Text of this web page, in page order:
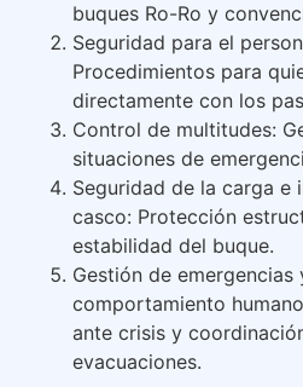
buques Ro-Ro y
Seguridad para el
Procedimientos para
directamente con los
Control de multitudes:
situaciones de
Seguridad de la carga e
casco: Protección
estabilidad del buque.
Gestión de emergencias
comportamiento
ante crisis y
evacuaciones.